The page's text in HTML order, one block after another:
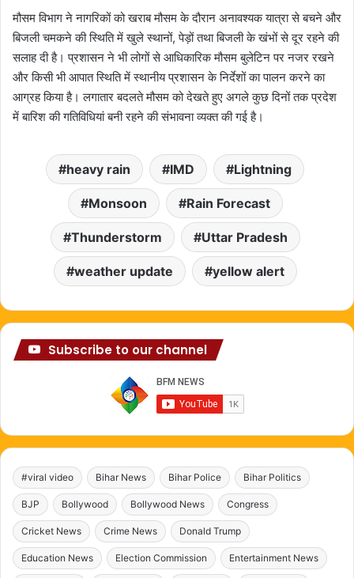
मौसम विभाग ने नागरिकों को खराब मौसम के दौरान अनावश्यक यात्रा से बचने और
बिजली चमकने की स्थिति में खुले स्थानों, पेड़ों तथा बिजली के खंभों से दूर रहने की
सलाह दी है। प्रशासन ने भी लोगों से आधिकारिक मौसम बुलेटिन पर नजर रखने
और किसी भी आपात स्थिति में स्थानीय प्रशासन के निर्देशों का पालन करने का
आग्रह किया है। लगातार बदलते मौसम को देखते हुए अगले कुछ दिनों तक प्रदेश
में बारिश की गतिविधियां बनी रहने की संभावना व्यक्त की गई है।
heavy rain IMD Lightning
Monsoon Rain Forecast
Thunderstorm Uttar Pradesh
weather update yellow alert
Subscribe to our channel
#viral video Bihar News Bihar Police Bihar Politics
BJP Bollywood Bollywood News Congress
Cricket News Crime News Donald Trump
Education News Election Commission Entertainment News